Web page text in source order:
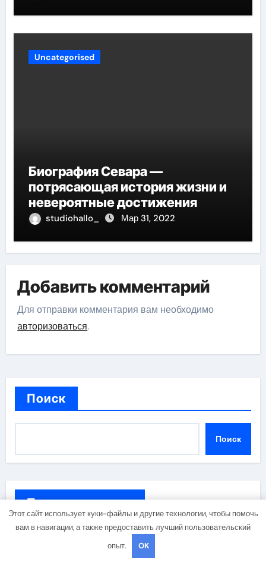
Uncategorised
Биография Севара —
потрясающая история жизни и
невероятные достижения
studiohallo_ Мар 31, 2022
Добавить комментарий
Для отправки комментария вам необходимо
авторизоваться.
Поиск
Поиск
Последние записи
Методы реабилитации людей с наркотической
Этот сайт использует куки-файлы и другие технологии, чтобы помочь
вам в навигации, а также предоставить лучший пользовательский
опыт.
OK